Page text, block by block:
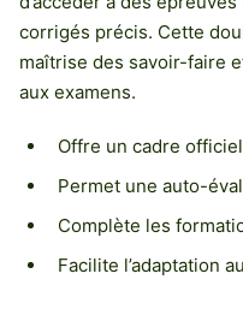
corrigés précis. Cette
maîtrise des savoir-faire
aux examens.
Offre un cadre
Permet une auto-
Complète les
Facilite l’adaptation